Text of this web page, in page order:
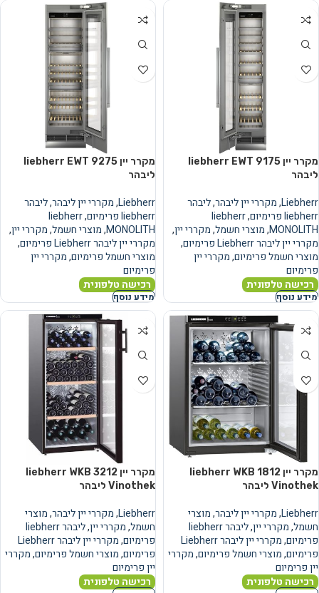
מקרר יין liebherr EWT 9175
ליבהר
Liebherr
,מקררי יין ליבהר,ליבהר
liebherr פרימיום
,
liebherr
MONOLITH
,מוצרי חשמל,מקררי יין,
מקררי יין ליבהר Liebherr פרימיום
,
מוצרי חשמל פרימיום,מקררי יין
פרימיום
רכישה טלפונית
מידע נוסף
מקרר יין liebherr EWT 9275
ליבהר
Liebherr
,מקררי יין ליבהר,ליבהר
liebherr פרימיום
,
liebherr
MONOLITH
,מוצרי חשמל,מקררי יין,
מקררי יין ליבהר Liebherr פרימיום
,
מוצרי חשמל פרימיום,מקררי יין
פרימיום
רכישה טלפונית
מידע נוסף
מקרר יין liebherr WKB 1812
Vinothek ליבהר
Liebherr
,מקררי יין ליבהר,מוצרי
חשמל,מקררי יין,
ליבהר liebherr
פרימיום,
מקררי יין ליבהר Liebherr
פרימיום,מוצרי חשמל פרימיום,מקררי
יין פרימיום
רכישה טלפונית
מקרר יין liebherr WKB 3212
Vinothek ליבהר
Liebherr
,מקררי יין ליבהר,מוצרי
חשמל,מקררי יין,
ליבהר liebherr
פרימיום,
מקררי יין ליבהר Liebherr
פרימיום,מוצרי חשמל פרימיום,מקררי
יין פרימיום
רכישה טלפונית